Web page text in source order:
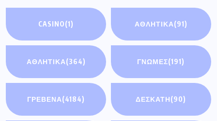
CASINO(1) ΑΘΛΗΤΙΚΆ(91)
ΑΘΛΗΤΙΚΑ(364) ΓΝΩΜΕΣ(191)
ΓΡΕΒΕΝΑ(4184) ΔΕΣΚΑΤΗ(90)